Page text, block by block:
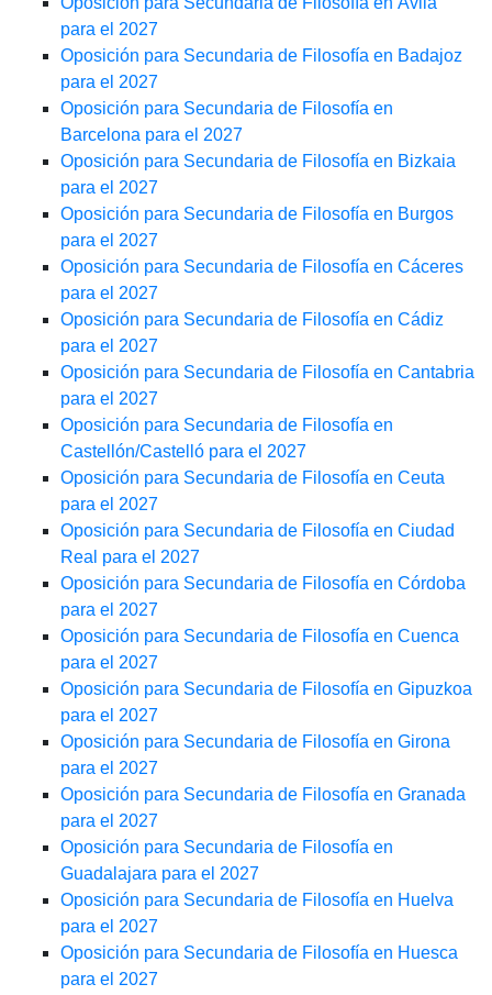
para el 2027
Oposición para Secundaria de Filosofía en Badajoz
para el 2027
Oposición para Secundaria de Filosofía en
Barcelona para el 2027
Oposición para Secundaria de Filosofía en Bizkaia
para el 2027
Oposición para Secundaria de Filosofía en Burgos
para el 2027
Oposición para Secundaria de Filosofía en Cáceres
para el 2027
Oposición para Secundaria de Filosofía en Cádiz
para el 2027
Oposición para Secundaria de Filosofía en Cantabria
para el 2027
Oposición para Secundaria de Filosofía en
Castellón/Castelló para el 2027
Oposición para Secundaria de Filosofía en Ceuta
para el 2027
Oposición para Secundaria de Filosofía en Ciudad
Real para el 2027
Oposición para Secundaria de Filosofía en Córdoba
para el 2027
Oposición para Secundaria de Filosofía en Cuenca
para el 2027
Oposición para Secundaria de Filosofía en Gipuzkoa
para el 2027
Oposición para Secundaria de Filosofía en Girona
para el 2027
Oposición para Secundaria de Filosofía en Granada
para el 2027
Oposición para Secundaria de Filosofía en
Guadalajara para el 2027
Oposición para Secundaria de Filosofía en Huelva
para el 2027
Oposición para Secundaria de Filosofía en Huesca
para el 2027